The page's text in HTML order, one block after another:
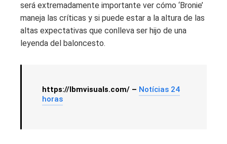
será extremadamente importante ver cómo ‘Bronie’
maneja las críticas y si puede estar a la altura de las
altas expectativas que conlleva ser hijo de una
leyenda del baloncesto.
https://lbmvisuals.com/ – Notícias 24
horas